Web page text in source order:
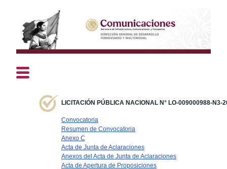
LICITACIÓN PÚBLICA NACIONAL N° LO-009000988-N3-
Convocatoria
Resumen de Convocatoria
Anexo C
Acta de Junta de Aclaraciones
Anexos del Acta de Junta de Aclaraciones
Acta de Apertura de Proposiciones